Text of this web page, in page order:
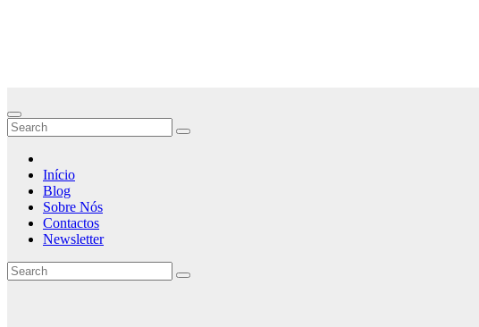
Início
Blog
Sobre Nós
Contactos
Newsletter